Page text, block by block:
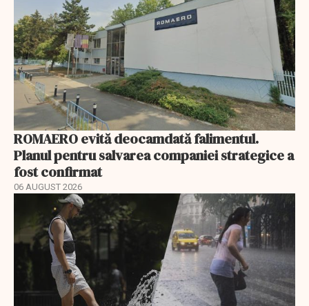
ROMAERO evită deocamdată falimentul.
Planul pentru salvarea companiei strategice a
fost confirmat
06 AUGUST 2026